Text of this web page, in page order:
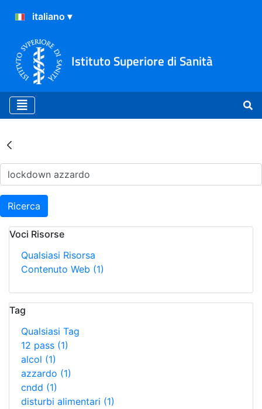
Istituto Superiore di Sanità
Risultati della Ricerca -
Ricerca
Voci Risorse
Qualsiasi Risorsa
Contenuto Web (1)
Tag
Qualsiasi Tag
12 pass (1)
alcol (1)
azzardo (1)
cndd (1)
disturbi alimentari (1)